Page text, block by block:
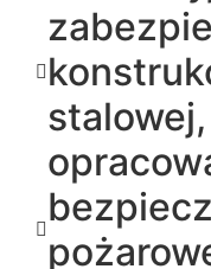
stalowej,